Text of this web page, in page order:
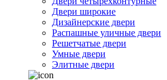
Двери широкие
Дизайнерские двери
Распашные уличные двери
Решетчатые двери
Умные двери
Элитные двери